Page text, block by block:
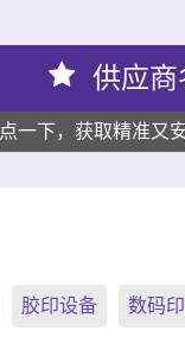
供应商
点一下，获取精准又
胶印设备 数码